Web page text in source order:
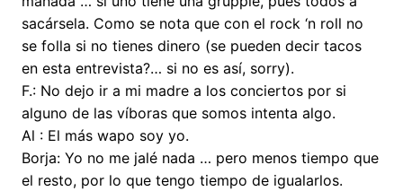
sacársela. Como se nota que con el rock ‘n roll no
se folla si no tienes dinero (se pueden decir tacos
en esta entrevista?… si no es así, sorry).
F.: No dejo ir a mi madre a los conciertos por si
alguno de las víboras que somos intenta algo.
Al : El más wapo soy yo.
Borja: Yo no me jalé nada … pero menos tiempo que
el resto, por lo que tengo tiempo de igualarlos.